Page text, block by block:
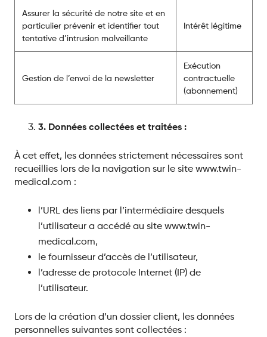
Assurer la sécurité de notre site et en
particulier prévenir et identifier tout
tentative d’intrusion malveillante
Intérêt légitime
Gestion de l’envoi de la newsletter
Exécution
contractuelle
(abonnement)
3. Données collectées et traitées :
À cet effet, les données strictement nécessaires sont
recueillies lors de la navigation sur le site www.twin-
medical.com :
l’URL des liens par l’intermédiaire desquels
l’utilisateur a accédé au site www.twin-
medical.com,
le fournisseur d’accès de l’utilisateur,
l’adresse de protocole Internet (IP) de
l’utilisateur.
Lors de la création d’un dossier client, les données
personnelles suivantes sont collectées :